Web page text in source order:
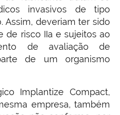
invasivos de tipo
Assim, deveriam ter sido
de risco IIa e sujeitos ao
de avaliação de
de um organismo
Implantize Compact,
empresa, também